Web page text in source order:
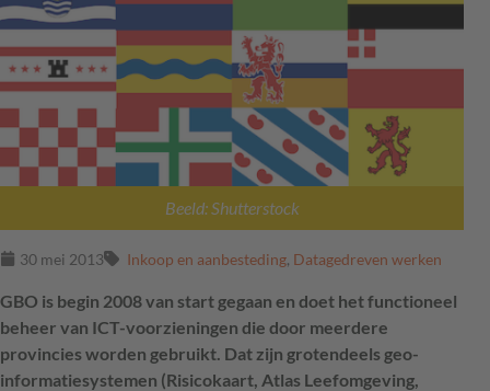
Beeld: Shutterstock
30 mei 2013 Inkoop en aanbesteding, Datagedreven werken
GBO is begin 2008 van start gegaan en doet het functioneel
beheer van ICT-voorzieningen die door meerdere
provincies worden gebruikt. Dat zijn grotendeels geo-
informatiesystemen (Risicokaart, Atlas Leefomgeving,